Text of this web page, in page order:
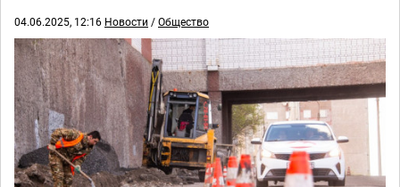
04.06.2025, 12:16 Новости /Общество